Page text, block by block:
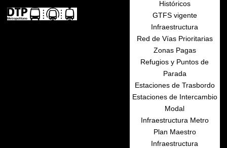
Históricos
GTFS vigente
Infraestructura
Red de Vías Prioritarias
Zonas Pagas
Refugios y Puntos de
Parada
Estaciones de Trasbordo
Estaciones de Intercambio
Modal
Infraestructura Metro
Plan Maestro
Infraestructura